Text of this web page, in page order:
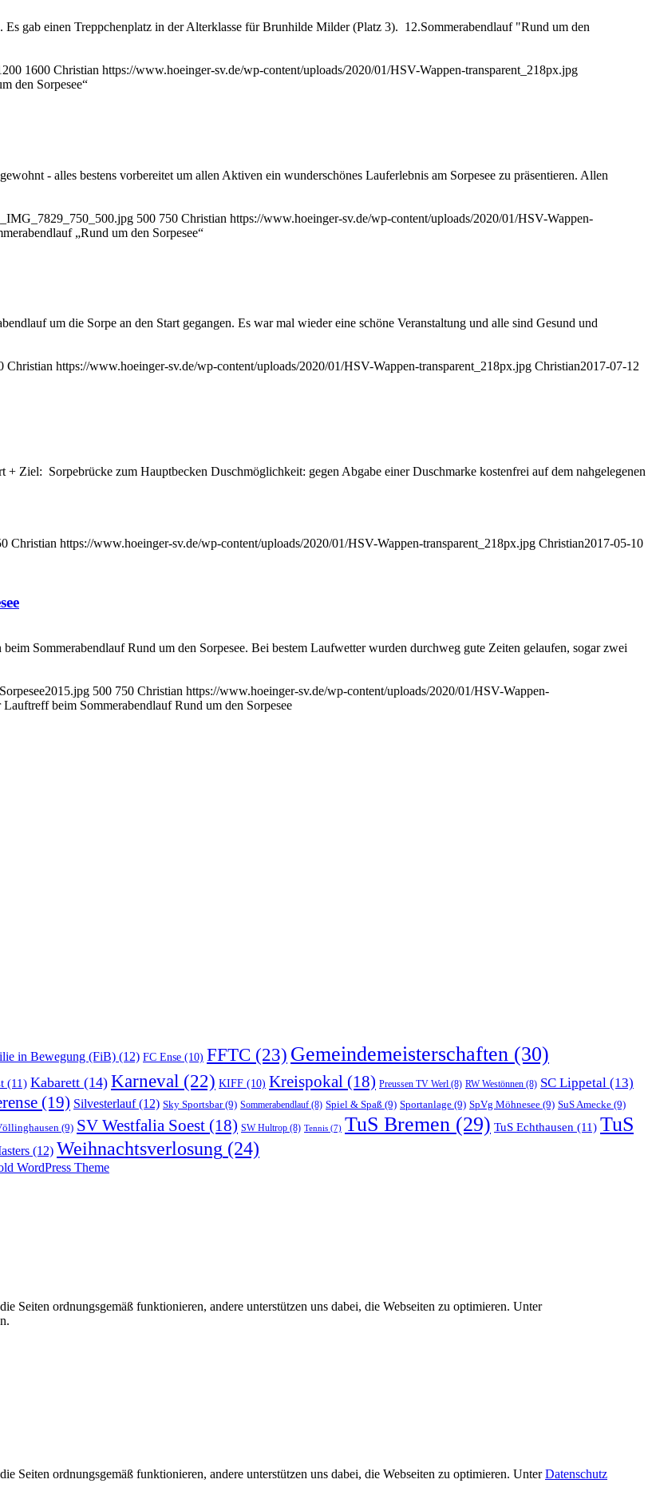
gab einen Treppchenplatz in der Alterklasse für Brunhilde Milder (Platz 3). 12.Sommerabendlauf "Rund um den
1600 Christian https://www.hoeinger-sv.de/wp-content/uploads/2020/01/HSV-Wappen-transparent_218px.jpg
den Sorpesee“
- alles bestens vorbereitet um allen Aktiven ein wunderschönes Lauferlebnis am Sorpesee zu präsentieren. Allen
500 750 Christian https://www.hoeinger-sv.de/wp-content/uploads/2020/01/HSV-Wappen-
„Rund um den Sorpesee“
um die Sorpe an den Start gegangen. Es war mal wieder eine schöne Veranstaltung und alle sind Gesund und
Christian https://www.hoeinger-sv.de/wp-content/uploads/2020/01/HSV-Wappen-transparent_218px.jpg Christian2017-07-12
Ziel: Sorpebrücke zum Hauptbecken Duschmöglichkeit: gegen Abgabe einer Duschmarke kostenfrei auf dem nahgelegenen
Christian https://www.hoeinger-sv.de/wp-content/uploads/2020/01/HSV-Wappen-transparent_218px.jpg Christian2017-05-10
Sommerabendlauf Rund um den Sorpesee. Bei bestem Laufwetter wurden durchweg gute Zeiten gelaufen, sogar zwei
500 750 Christian https://www.hoeinger-sv.de/wp-content/uploads/2020/01/HSV-Wappen-
beim Sommerabendlauf Rund um den Sorpesee
in Bewegung (FiB) (12) FC Ense (10) FFTC (23) Gemeindemeisterschaften (30)
(11) Kabarett (14) Karneval (22) KIFF (10) Kreispokal (18) Preussen TV Werl (8) RW Westönnen (8) SC Lippetal (13)
(19) Silvesterlauf(12) Sky Sportsbar(9) Sommerabendlauf (8) Spiel & Spaß (9) Sportanlage (9) SpVg Möhnesee (9) SuS Amecke (9)
(9) SV Westfalia Soest (18) SW Hultrop (8) Tennis (7) TuS Bremen (29) TuS Echthausen (11) TuS
(12) Weihnachtsverlosung (24)
WordPress Theme
Seiten ordnungsgemäß funktionieren, andere unterstützen uns dabei, die Webseiten zu optimieren. Unter
Seiten ordnungsgemäß funktionieren, andere unterstützen uns dabei, die Webseiten zu optimieren. UnterDatenschutz